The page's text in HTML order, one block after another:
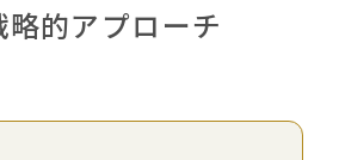
略的アプローチ